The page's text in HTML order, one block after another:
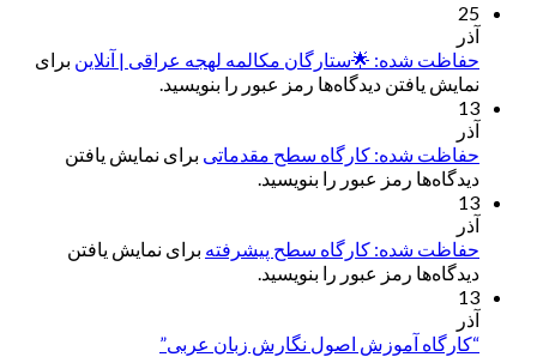
25
آذر
حفاظت شده: 🌟ستارگان مکالمه لهجه عراقی | آنلاین برای
نمایش یافتن دیدگاه‌ها رمز عبور را بنویسید.
13
آذر
حفاظت شده: کارگاه سطح مقدماتی برای نمایش یافتن
دیدگاه‌ها رمز عبور را بنویسید.
13
آذر
حفاظت شده: کارگاه سطح پیشرفته برای نمایش یافتن
دیدگاه‌ها رمز عبور را بنویسید.
13
آذر
“کارگاه آموزش اصول نگارش زبان عربی”